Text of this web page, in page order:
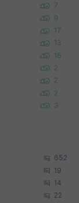
7
9
17
13
16
2
2
2
3
652
19
14
22